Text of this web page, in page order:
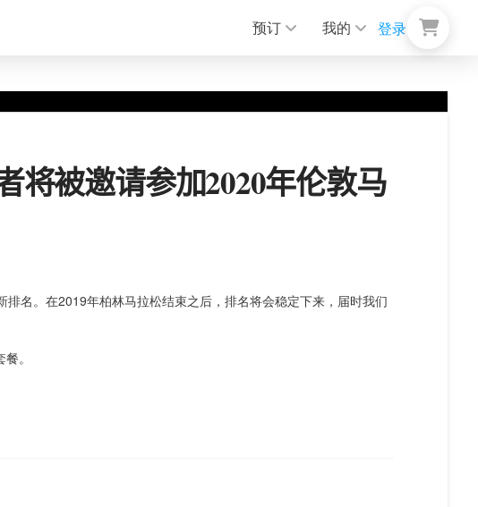
预订 我的 登录
将被邀请参加2020年伦敦马
名。在2019年柏林马拉松结束之后，排名将会稳定下来，届时我们
。